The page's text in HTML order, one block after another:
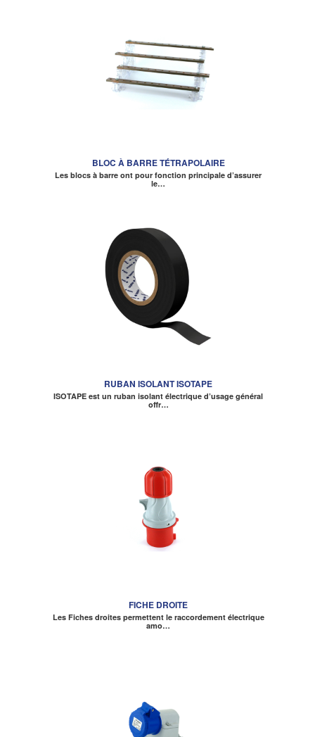
BLOC À BARRE TÉTRAPOLAIRE
Les blocs à barre ont pour fonction principale d’assurer
le…
RUBAN ISOLANT ISOTAPE
ISOTAPE est un ruban isolant électrique d’usage général
offr…
FICHE DROITE
Les Fiches droites permettent le raccordement électrique
amo…